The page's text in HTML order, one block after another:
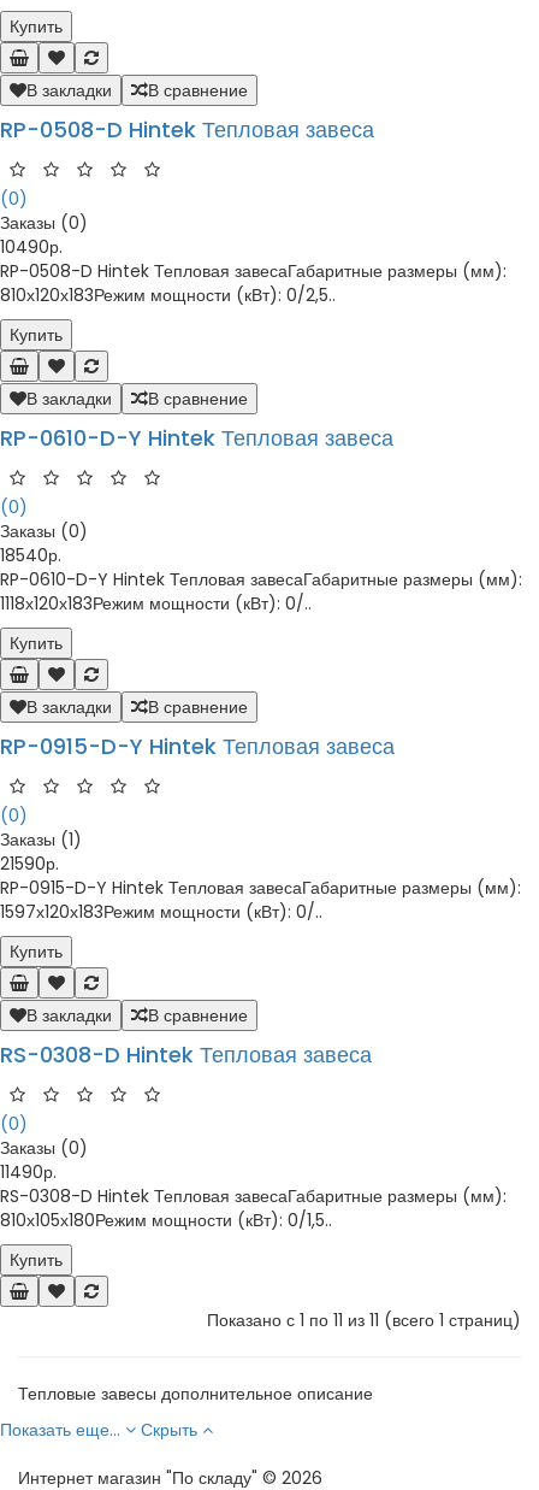
Купить
В закладки В сравнение
RP-0508-D Hintek Тепловая завеса
(0)
Заказы (0)
10490р.
RP-0508-D Hintek Тепловая завесаГабаритные размеры (мм):
810х120х183Режим мощности (кВт): 0/2,5..
Купить
В закладки В сравнение
RP-0610-D-Y Hintek Тепловая завеса
(0)
Заказы (0)
18540р.
RP-0610-D-Y Hintek Тепловая завесаГабаритные размеры (мм):
1118х120х183Режим мощности (кВт): 0/..
Купить
В закладки В сравнение
RP-0915-D-Y Hintek Тепловая завеса
(0)
Заказы (1)
21590р.
RP-0915-D-Y Hintek Тепловая завесаГабаритные размеры (мм):
1597х120х183Режим мощности (кВт): 0/..
Купить
В закладки В сравнение
RS-0308-D Hintek Тепловая завеса
(0)
Заказы (0)
11490р.
RS-0308-D Hintek Тепловая завесаГабаритные размеры (мм):
810х105х180Режим мощности (кВт): 0/1,5..
Купить
Показано с 1 по 11 из 11 (всего 1 страниц)
Тепловые завесы дополнительное описание
Показать еще...
Скрыть
Интернет магазин "По складу" © 2026